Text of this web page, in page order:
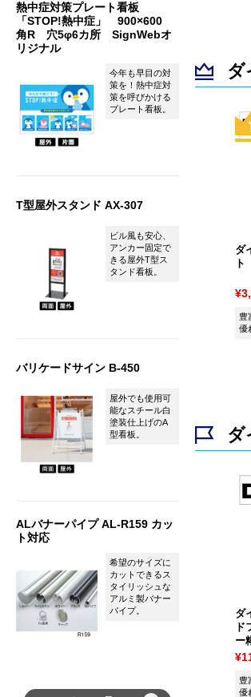
ダ
ダ
ト
豊
優
ダ
ダ
ド
ー
豊
優
熱中症対策プレート看板
「STOP!熱中症」 900×600
角R 穴5φ6カ所 SignWebオ
リジナル
今年も早目の対
策を！熱中症対
策を呼びかける
プレート看板。
T型屋外スタンド AX-307
ビル風も安心、
アンカー固定で
きる屋外T型ス
タンド看板。
バリケードサイン B-450
屋外でも使用可
能なスチール白
塗装仕上げのA
型看板。
ALバナーパイプ AL-R159 カッ
ト対応
希望のサイズに
カットできるス
タイリッシュな
アルミ製バナー
パイプ。